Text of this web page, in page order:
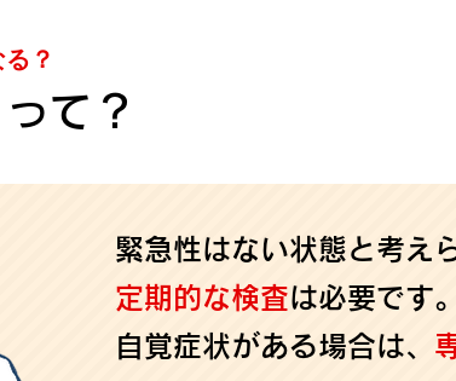
？
て？
緊急性はない状態と考え
定期的な検査は必要です。
自覚症状がある場合は、